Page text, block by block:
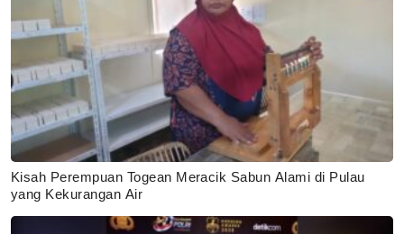
Kisah Perempuan Togean Meracik Sabun Alami di Pulau
yang Kekurangan Air